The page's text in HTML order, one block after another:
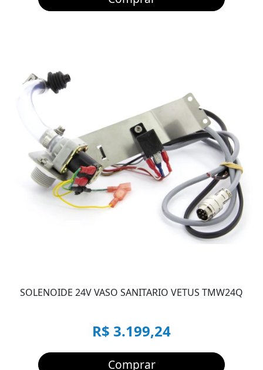
SOLENOIDE 24V VASO SANITARIO VETUS TMW24Q
R$ 3.199,24
Comprar